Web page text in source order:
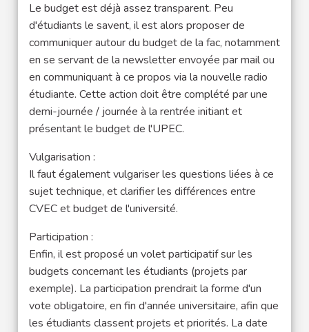
Le budget est déjà assez transparent. Peu
d'étudiants le savent, il est alors proposer de
communiquer autour du budget de la fac, notamment
en se servant de la newsletter envoyée par mail ou
en communiquant à ce propos via la nouvelle radio
étudiante. Cette action doit être complété par une
demi-journée / journée à la rentrée initiant et
présentant le budget de l'UPEC.
Vulgarisation :
Il faut également vulgariser les questions liées à ce
sujet technique, et clarifier les différences entre
CVEC et budget de l'université.
Participation :
Enfin, il est proposé un volet participatif sur les
budgets concernant les étudiants (projets par
exemple). La participation prendrait la forme d'un
vote obligatoire, en fin d'année universitaire, afin que
les étudiants classent projets et priorités. La date